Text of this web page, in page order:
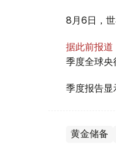
8月6日，
据此前报道
季度全球央
季度报告显
黄金储备